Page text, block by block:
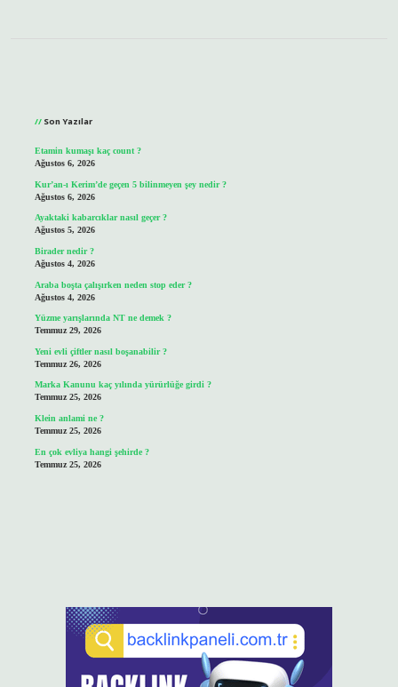
Son Yazılar
Etamin kumaşı kaç count ?
Ağustos 6, 2026
Kur’an-ı Kerim’de geçen 5 bilinmeyen şey nedir ?
Ağustos 6, 2026
Ayaktaki kabarcıklar nasıl geçer ?
Ağustos 5, 2026
Birader nedir ?
Ağustos 4, 2026
Araba boşta çalışırken neden stop eder ?
Ağustos 4, 2026
Yüzme yarışlarında NT ne demek ?
Temmuz 29, 2026
Yeni evli çiftler nasıl boşanabilir ?
Temmuz 26, 2026
Marka Kanunu kaç yılında yürürlüğe girdi ?
Temmuz 25, 2026
Klein anlami ne ?
Temmuz 25, 2026
En çok evliya hangi şehirde ?
Temmuz 25, 2026